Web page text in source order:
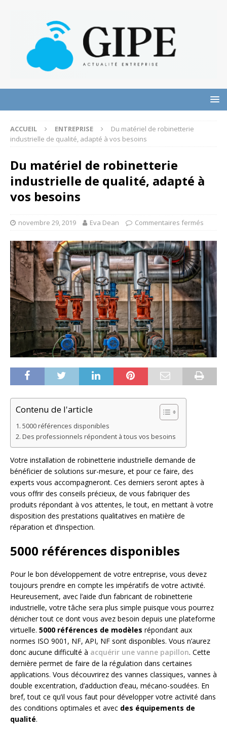
ACCUEIL ENTREPRISE
Du matériel de robinetterie
industrielle de qualité, adapté à vos besoins
Du matériel de robinetterie
industrielle de qualité, adapté à
vos besoins
novembre 29, 2019 Eva Dean Commentaires fermés
Contenu de l'article
5000 références disponibles
Des professionnels répondent à tous vos besoins
Votre installation de robinetterie industrielle demande de
bénéficier de solutions sur-mesure, et pour ce faire, des
experts vous accompagneront. Ces derniers seront aptes à
vous offrir des conseils précieux, de vous fabriquer des
produits répondant à vos attentes, le tout, en mettant à votre
disposition des prestations qualitatives en matière de
réparation et d’inspection.
5000 références disponibles
Pour le bon développement de votre entreprise, vous devez
toujours prendre en compte les impératifs de votre activité.
Heureusement, avec l’aide d’un fabricant de robinetterie
industrielle, votre tâche sera plus simple puisque vous pourrez
dénicher tout ce dont vous avez besoin depuis une plateforme
virtuelle. 5000 références de modèles répondant aux
normes ISO 9001, NF, API, NF sont disponibles. Vous n’aurez
donc aucune difficulté à acquérir une vanne papillon. Cette
dernière permet de faire de la régulation dans certaines
applications. Vous découvrirez des vannes classiques, vannes à
double excentration, d’adduction d’eau, mécano-soudées. En
bref, tout ce qu’il vous faut pour développer votre activité dans
des conditions optimales et avec des équipements de
qualité.